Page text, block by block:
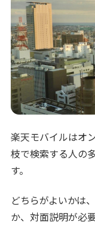
楽天モバイルはオ
枝で検索する人の
す。
どちらがよいかは
か、対面説明が必